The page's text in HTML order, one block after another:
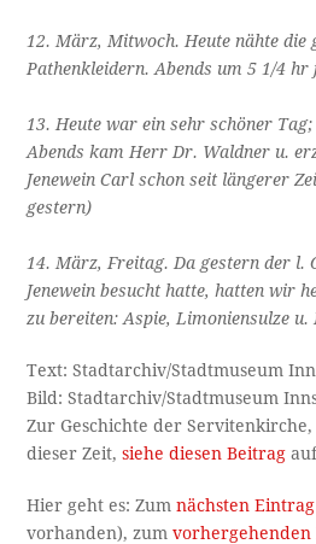
12. März, Mitwoch. Heute nähte die
Pathenkleidern. Abends um 5 1/4
13. Heute war ein sehr schöner
Abends kam Herr Dr. Waldner u.
Jenewein Carl schon seit längerer
gestern)
14. März, Freitag. Da gestern der l.
Jenewein besucht hatte, hatten wir
zu bereiten: Aspie, Limoniensulze u.
Text: Stadtarchiv/Stadtmuseum
Bild: Stadtarchiv/Stadtmuseum
Zur Geschichte der
dieser Zeit,siehe diesen Beitrag
Hier geht es: Zumnächsten Eintrag
vorhanden), zumvorhergehenden